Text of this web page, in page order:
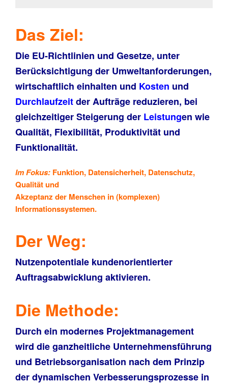
Das Ziel:
Die EU-Richtlinien und Gesetze, unter
Berücksichtigung der Umweltanforderungen,
wirtschaftlich einhalten und Kosten und
Durchlaufzeitder Aufträge reduzieren, bei
gleichzeitiger Steigerung der Leistungen wie
Qualität, Flexibilität, Produktivität und
Funktionalität.
Im Fokus: Funktion, Datensicherheit, Datenschutz,
Qualität und
Akzeptanz der Menschen in (komplexen)
Informationssystemen.
Der Weg:
Nutzenpotentiale kundenorientierter
Auftragsabwicklung aktivieren.
Die Methode:
Durch ein modernes Projektmanagement
wird die ganzheitliche Unternehmensführung
und Betriebsorganisation nach dem Prinzip
der dynamischen Verbesserungsprozesse in